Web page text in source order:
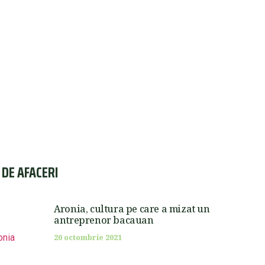
AFACERI
Aronia, cultura pe care a mizat un
antreprenor bacauan
20 octombrie 2021